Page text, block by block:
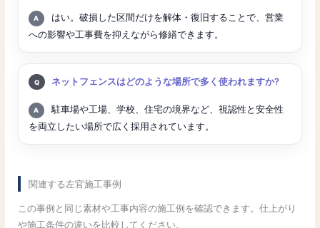
回答:
はい。破損した区間だけを解体・復旧することで、営業
への影響や工事費を抑えながら修繕できます。
質問:
ネットフェンスはどのような場所で多く使われますか?
回答:
駐車場や工場、学校、住宅の境界など、視認性と安全性
を両立したい場所で広く採用されています。
関連する左官施工事例
この事例と同じ素材や工事内容の施工例を確認できます。仕上がり
や施工条件の違いを比較してください。